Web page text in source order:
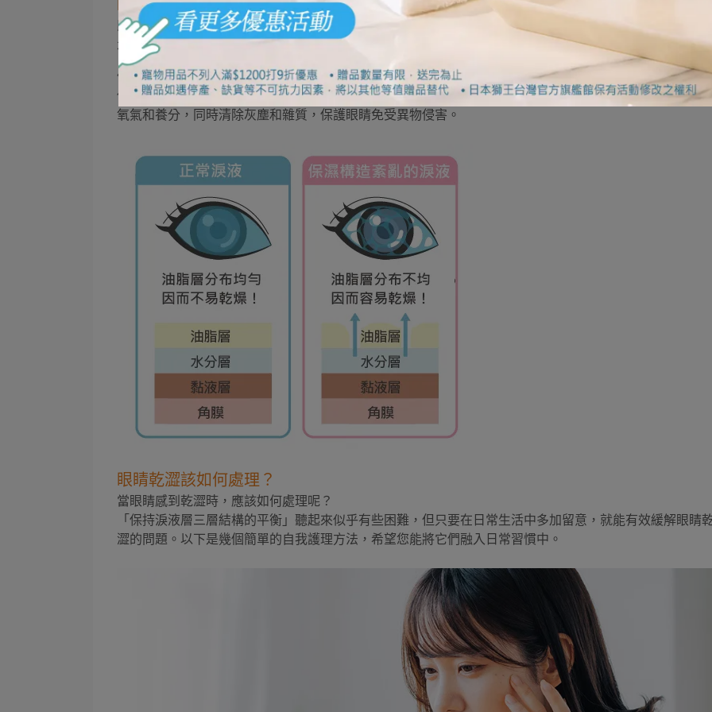
眼睛乾澀的原因
即使感覺眼睛乾澀，很多時候我們也無法立刻讓眼睛休息或滴眼藥水。不少人甚至反映：「即便用了眼藥
水，效果也很難持久。」那麼，為什麼眼睛會變得乾澀？究竟是怎麼發生的呢？
健康的眼睛表面一直都有淚膜覆蓋。淚液層由三層構造組成：防止水分蒸發的「油脂層」、為角膜和結膜
供養分的「水分層」，以及幫助淚液停留的「粘液層」。這三層結構不僅能保持眼睛濕潤，還能為眼睛提
氧氣和養分，同時清除灰塵和雜質，保護眼睛免受異物侵害。
眼睛乾澀該如何處理？
當眼睛感到乾澀時，應該如何處理呢？
「保持淚液層三層結構的平衡」聽起來似乎有些困難，但只要在日常生活中多加留意，就能有效緩解眼睛
澀的問題。以下是幾個簡單的自我護理方法，希望您能將它們融入日常習慣中。